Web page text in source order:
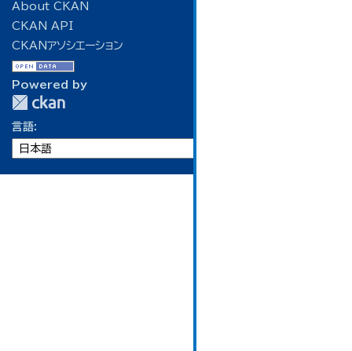
About CKAN
CKAN API
CKANアソシエーション
Powered by
言語